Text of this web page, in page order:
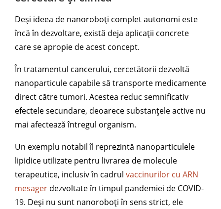
Deși ideea de nanoroboți complet autonomi este
încă în dezvoltare, există deja aplicații concrete
care se apropie de acest concept.
În tratamentul cancerului, cercetătorii dezvoltă
nanoparticule capabile să transporte medicamente
direct către tumori. Acestea reduc semnificativ
efectele secundare, deoarece substanțele active nu
mai afectează întregul organism.
Un exemplu notabil îl reprezintă nanoparticulele
lipidice utilizate pentru livrarea de molecule
terapeutice, inclusiv în cadrul vaccinurilor cu ARN
mesager dezvoltate în timpul pandemiei de COVID-
19. Deși nu sunt nanoroboți în sens strict, ele